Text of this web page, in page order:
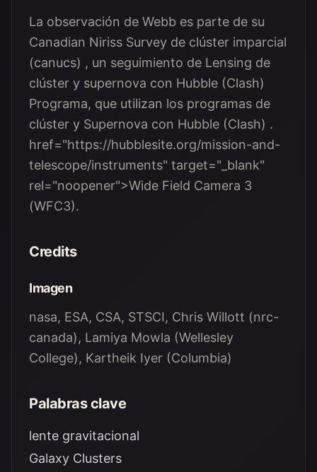
La observación de Webb es parte de su
Canadian Niriss Survey de clúster imparcial
(canucs) , un seguimiento de Lensing de
clúster y supernova con Hubble (Clash)
Programa, que utilizan los programas de
clúster y Supernova con Hubble (Clash) .
href="https://hubblesite.org/mission-and-
telescope/instruments" target="_blank"
rel="noopener">Wide Field Camera 3
(WFC3).
Credits
Imagen
nasa, ESA, CSA, STSCI, Chris Willott (nrc-
canada), Lamiya Mowla (Wellesley
College), Kartheik Iyer (Columbia)
Palabras clave
lente gravitacional
Galaxy Clusters